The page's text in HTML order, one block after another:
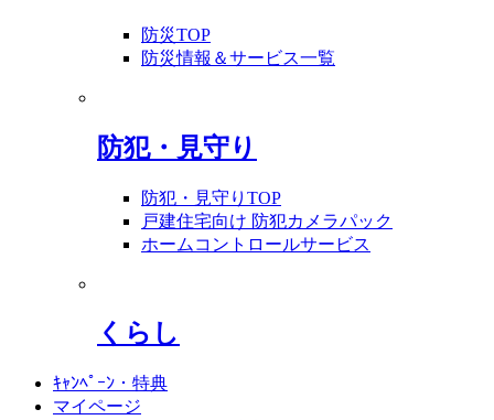
防災TOP
防災情報＆サービス一覧
防犯・見守り
防犯・見守りTOP
戸建住宅向け 防犯カメラパック
ホームコントロールサービス
くらし
ｷｬﾝﾍﾟｰﾝ・特典
マイページ